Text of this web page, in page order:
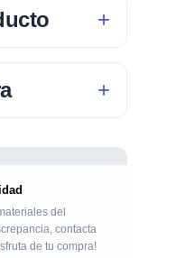
del
contacta
de tu compra!